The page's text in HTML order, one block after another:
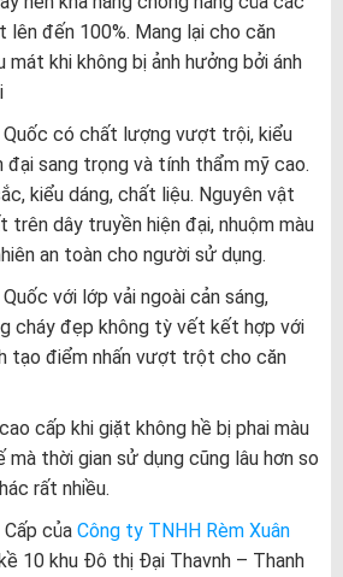
lên đến 100%. Mang lại cho căn
khi không bị ảnh hưởng bởi ánh
Quốc có chất lượng vượt trội, kiểu
đại sang trọng và tính thẩm mỹ cao.
kiểu dáng, chất liệu. Nguyên vật
trên dây truyền hiện đại, nhuộm màu
an toàn cho người sử dụng.
với lớp vải ngoài cản sáng,
cháy đẹp không tỳ vết kết hợp với
tạo điểm nhấn vượt trột cho căn
cấp khi giặt không hề bị phai màu
mà thời gian sử dụng cũng lâu hơn so
rất nhiều.
Cấp của Công ty TNHH Rèm Xuân
10 khu Đô thị Đại Thavnh – Thanh